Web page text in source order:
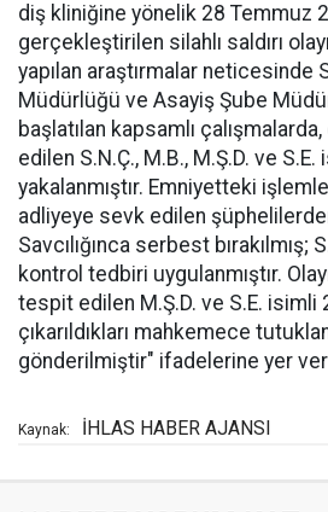
diş kliniğine yönelik 28 Temmuz
gerçekleştirilen silahlı saldırı
yapılan araştırmalar neticesinde
Müdürlüğü ve Asayiş Şube
başlatılan kapsamlı
edilen S.N.Ç., M.B., M.Ş.D. ve
yakalanmıştır. Emniyetteki
adliyeye sevk edilen
Savcılığınca serbest bırakılmış;
kontrol tedbiri uygulanmıştır.
tespit edilen M.Ş.D. ve S.E. isimli
çıkarıldıkları mahkemece
gönderilmiştir" ifadelerine yer
Kaynak: İHLAS HABER AJANSI